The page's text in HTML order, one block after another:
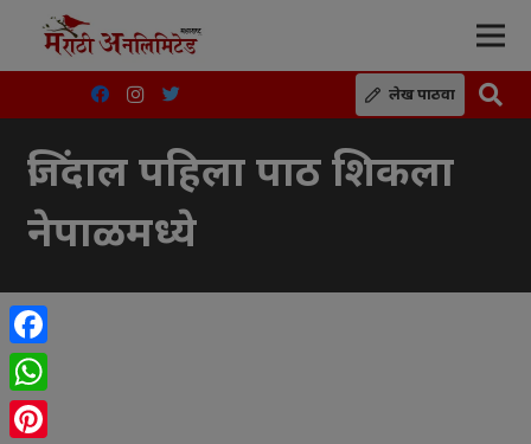
लेख पाठवा
जिंदाल पहिला पाठ शिकला
नेपाळमध्ये
Facebook
WhatsApp